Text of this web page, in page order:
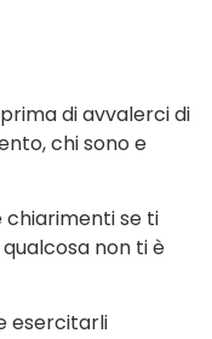
di avvalerci di
chi sono e
se ti
non ti è
esercitarli